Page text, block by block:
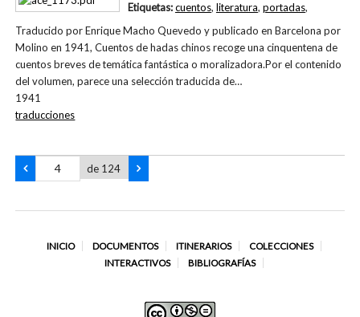
Traducido por Enrique Macho Quevedo y publicado en Barcelona por
Molino en 1941, Cuentos de hadas chinos recoge una cinquentena de
cuentos breves de temática fantástica o moralizadora.Por el contenido
del volumen, parece una selección traducida de…
1941
Etiquetas:cuentos, literatura, portadas,
traducciones
de 124
INICIO DOCUMENTOS ITINERARIOS
COLECCIONES
INTERACTIVOS
BIBLIOGRAFÍAS